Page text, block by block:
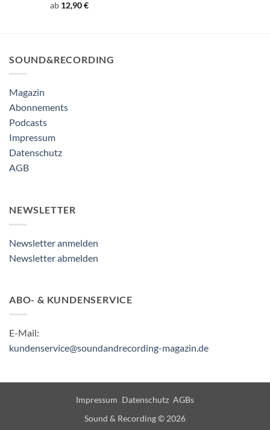
ab 12,90€
SOUND&RECORDING
Magazin
Abonnements
Podcasts
Impressum
Datenschutz
AGB
NEWSLETTER
Newsletter anmelden
Newsletter abmelden
ABO- & KUNDENSERVICE
E-Mail:
kundenservice@soundandrecording-magazin.de
Impressum Datenschutz AGBs
Sound & Recording © 2026